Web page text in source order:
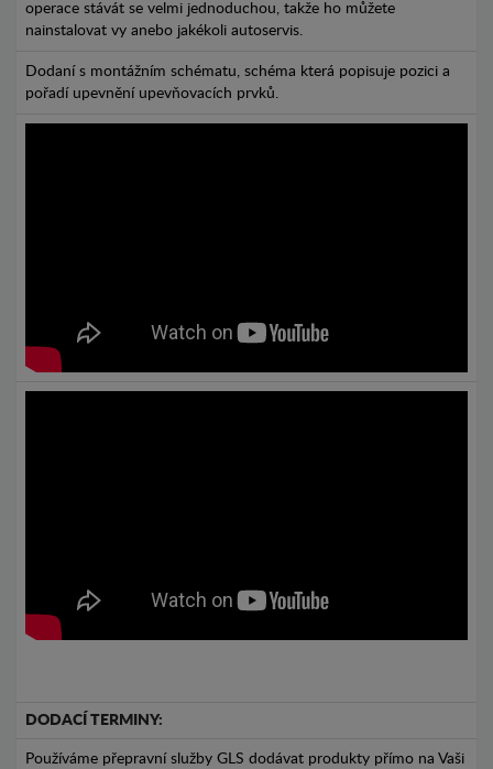
operace stávát se velmi jednoduchou, takže ho můžete
nainstalovat vy anebo jakékoli autoservis.
Dodaní s montážním schématu, schéma která popisuje pozici a
pořadí upevnění upevňovacích prvků.
DODACÍ TERMINY:
Používáme přepravní služby GLS dodávat produkty přímo na Vaši